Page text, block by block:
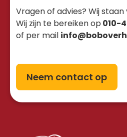
Vragen of advies? Wij staan
Wij zijn te bereiken op 010-
of per mail
Neem contact op